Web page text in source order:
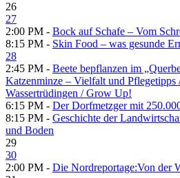
26
27
2:00 PM - Bock auf Schafe – Vom
8:15 PM - Skin Food – was gesunde
28
2:45 PM - Beete bepflanzen im
Katzenminze – Vielfalt und Pflegetipps
Wassertrüdingen /​ Grow Up!
6:15 PM - Der Dorfmetzger mit
8:15 PM - Geschichte der
und Boden
29
30
2:00 PM - Die Nordreportage:Von der